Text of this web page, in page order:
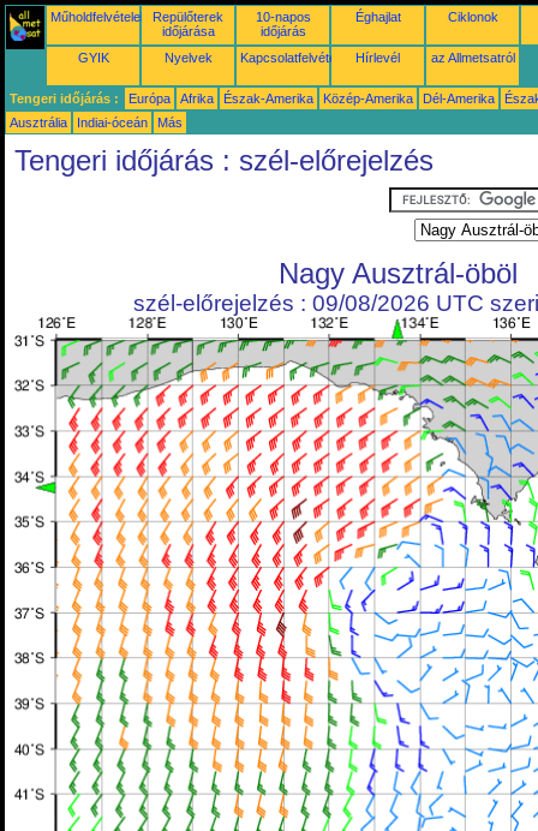
Műholdfelvételek
Repülőterek
időjárása
10-napos
időjárás
Éghajlat Ciklonok
GYIK Nyelvek Kapcsolatfelvétel Hírlevél az Allmetsatról
Tengeri időjárás : Európa Afrika Észak-Amerika Közép-Amerika Dél-Amerika
Ausztrália
Indiai-óceán Más
Tengeri időjárás : szél-előrejelzés
Nagy Ausztrál-öböl
szél-előrejelzés : 09/08/2026 UTC